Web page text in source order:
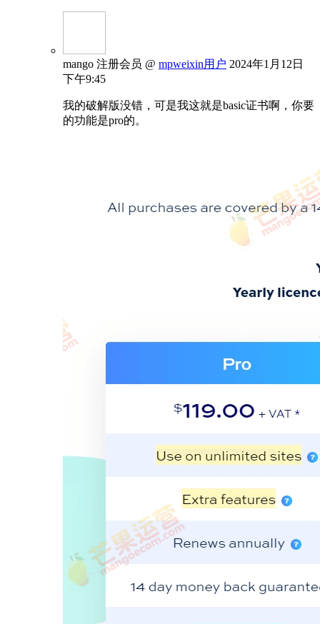
mango 注册会员 @ mpweixin用户 2024年1月12日
下午9:45
我的破解版没错，可是我这就是basic证书啊，你要
的功能是pro的。